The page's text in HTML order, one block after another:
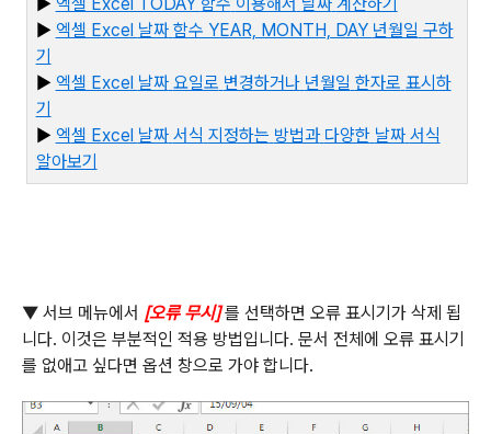
▶ 엑셀 Excel 날짜 함수 YEAR, MONTH, DAY 년월일 구하
기
▶ 엑셀 Excel 날짜 요일로 변경하거나 년월일 한자로 표시하
기
▶ 엑셀 Excel 날짜 서식 지정하는 방법과 다양한 날짜 서식
알아보기
▼ 서브 메뉴에서 [오류 무시] 를 선택하면 오류 표시기가 삭제 됩
니다. 이것은 부분적인 적용 방법입니다. 문서 전체에 오류 표시기
를 없애고 싶다면 옵션 창으로 가야 합니다.